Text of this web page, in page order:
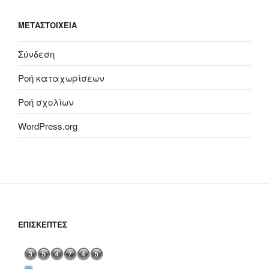
ΜΕΤΑΣΤΟΙΧΕΊΑ
Σύνδεση
Ροή καταχωρίσεων
Ροή σχολίων
WordPress.org
ΕΠΙΣΚΈΠΤΕΣ